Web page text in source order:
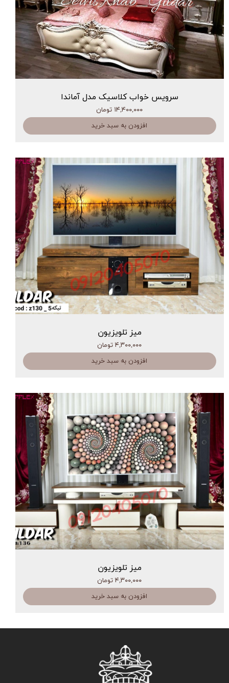
سرویس خواب کلاسیک مدل آماندا
۱۴,۴۰۰,۰۰۰ تومان
افزودن به سبد خرید
میز تلویزیون
۴,۳۰۰,۰۰۰ تومان
افزودن به سبد خرید
میز تلویزیون
۴,۳۰۰,۰۰۰ تومان
افزودن به سبد خرید